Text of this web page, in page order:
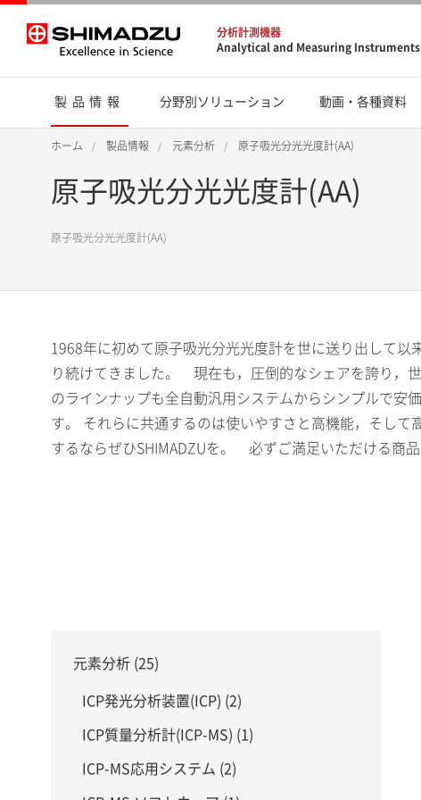
分析計測機器
Analytical and Measuring Instruments
製品情報 分野別ソリューション 動画・各種資料
ホーム 製品情報 元素分析 原子吸光分光光度計(AA)
原子吸光分光光度計(AA)
原子吸光分光光度計(AA)
1968年に初めて原子吸光分光光度計を世に送り出して
り続けてきました。 現在も，圧倒的なシェアを誇り，
のラインナップも全自動汎用システムからシンプルで安
す。 それらに共通するのは使いやすさと高機能，そし
するならぜひSHIMADZUを。 必ずご満足いただける商品
元素分析 (25)
ICP発光分析装置(ICP) (2)
ICP質量分析計(ICP-MS) (1)
ICP-MS応用システム (2)